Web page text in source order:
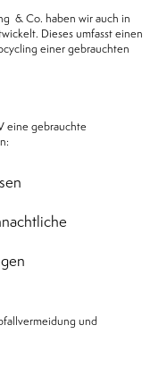
& Co. haben wir auch in
Dieses umfasst einen
einer gebrauchten
eine gebrauchte
und